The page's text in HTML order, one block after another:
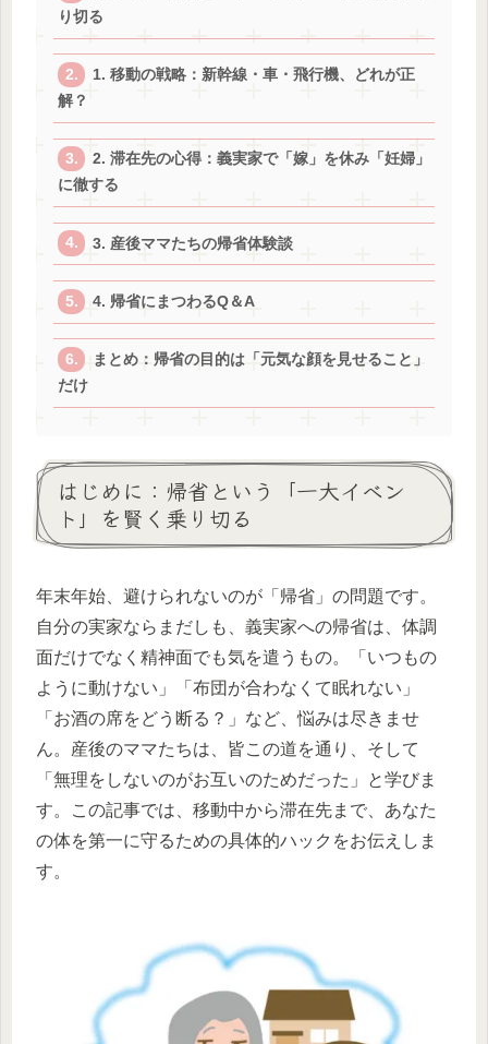
り切る
1. 移動の戦略：新幹線・車・飛行機、どれが正
解？
2. 滞在先の心得：義実家で「嫁」を休み「妊婦」
に徹する
3. 産後ママたちの帰省体験談
4. 帰省にまつわるQ＆A
まとめ：帰省の目的は「元気な顔を見せること」
だけ
はじめに：帰省という「一大イベン
ト」を賢く乗り切る
年末年始、避けられないのが「帰省」の問題です。
自分の実家ならまだしも、義実家への帰省は、体調
面だけでなく精神面でも気を遣うもの。「いつもの
ように動けない」「布団が合わなくて眠れない」
「お酒の席をどう断る？」など、悩みは尽きませ
ん。産後のママたちは、皆この道を通り、そして
「無理をしないのがお互いのためだった」と学びま
す。この記事では、移動中から滞在先まで、あなた
の体を第一に守るための具体的ハックをお伝えしま
す。